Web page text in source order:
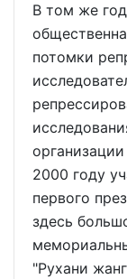
В том же
потомки
2000 году
первого
здесь
"Рухани